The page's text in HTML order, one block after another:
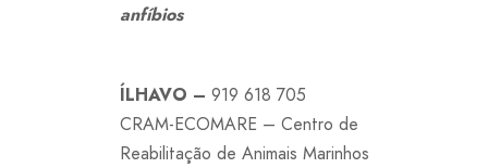
anfíbios
ÍLHAVO – 919 618 705
CRAM-ECOMARE – Centro de
Reabilitação de Animais Marinhos